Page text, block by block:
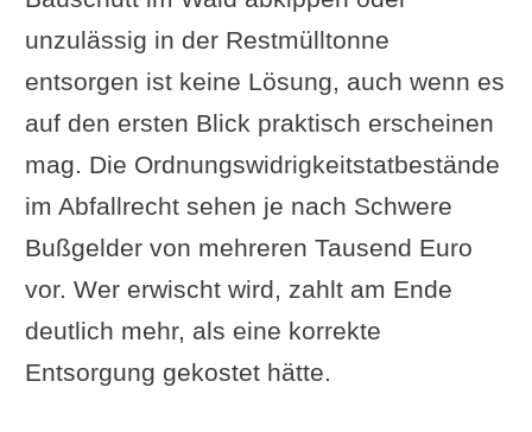
unzulässig in der Restmülltonne
entsorgen ist keine Lösung, auch wenn es
auf den ersten Blick praktisch erscheinen
mag. Die Ordnungswidrigkeitstatbestände
im Abfallrecht sehen je nach Schwere
Bußgelder von mehreren Tausend Euro
vor. Wer erwischt wird, zahlt am Ende
deutlich mehr, als eine korrekte
Entsorgung gekostet hätte.